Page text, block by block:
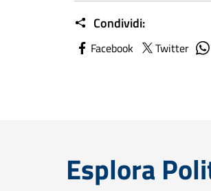
Condividi:
Facebook Twitter
Esplora